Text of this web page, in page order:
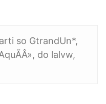
so GtrandUn*,
do lalvw,